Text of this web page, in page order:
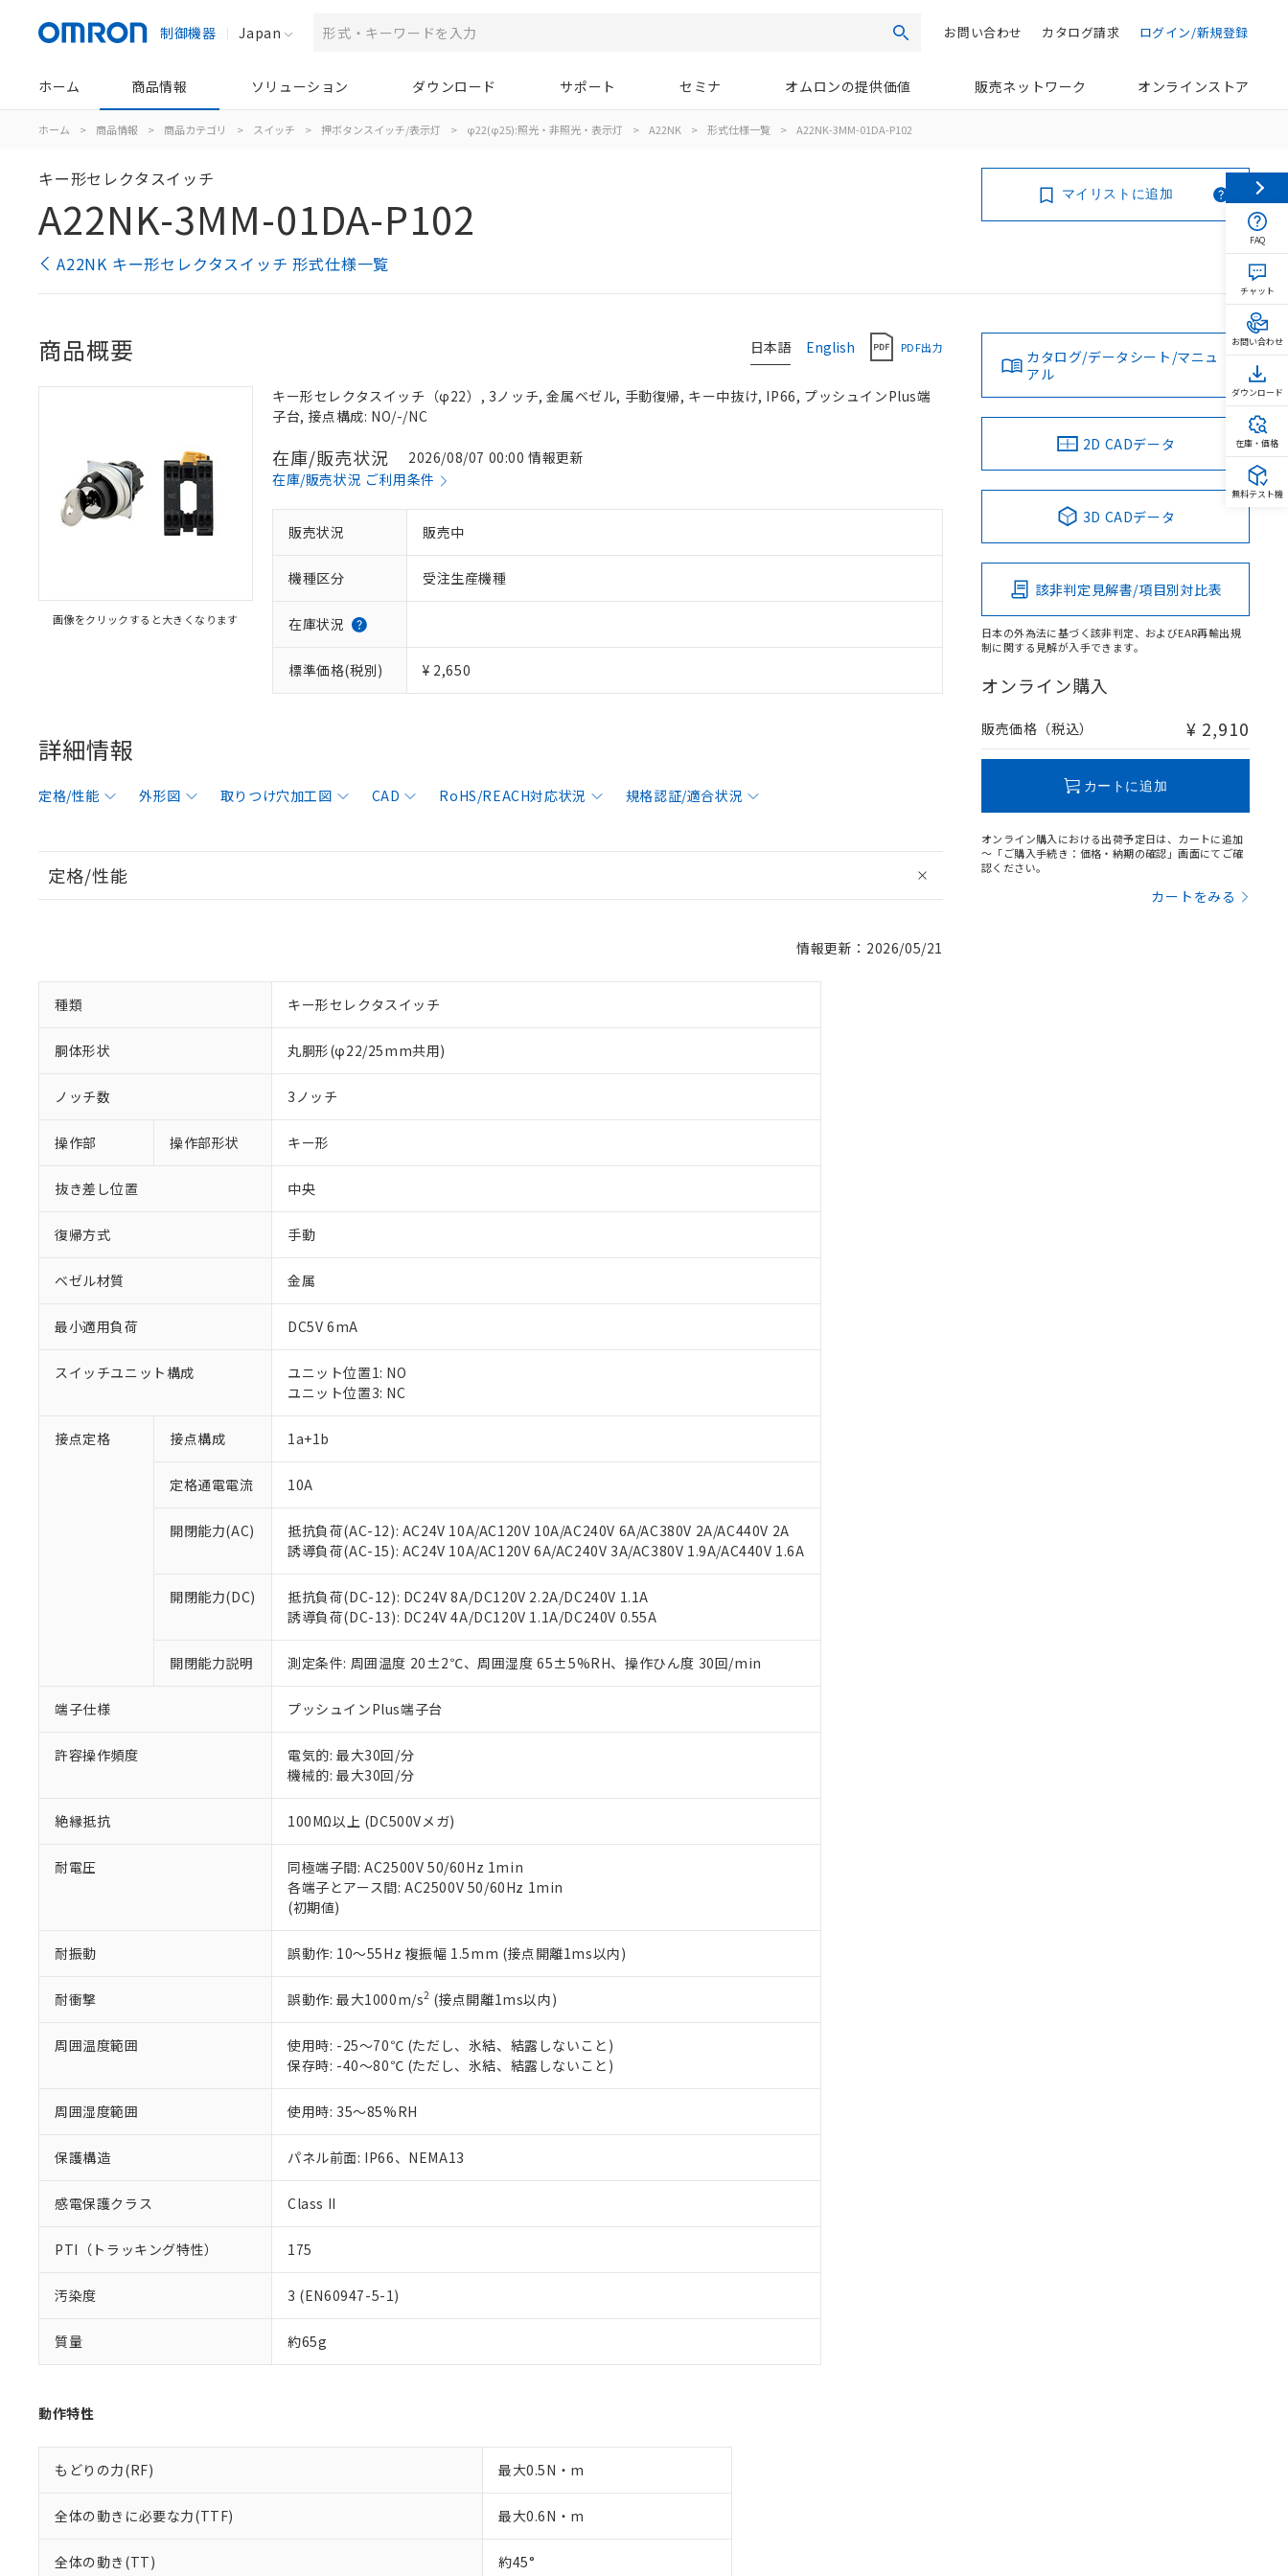
制御機器 Japan 検索 ログイン/新規登録
カタログ請求
お問い合わせ
ホーム 商品情報 ソリューション ダウンロード サポート セミナ オムロンの提供価値 販売ネットワーク オンラインストア
ホーム > 商品情報 > 商品カテゴリ > スイッチ > 押ボタンスイッチ/表示灯 > φ22(φ25):照光・非照光・表示灯 > A22NK > 形式仕様一覧 > A22NK-3MM-01DA-P102
キー形セレクタスイッチ
A22NK-3MM-01DA-P102
A22NK キー形セレクタスイッチ 形式仕様一覧
マイリストに追加
日本語 English PDF出力
商品概要
画像をクリックすると大きくなります
キー形セレクタスイッチ（φ22）, 3ノッチ, 金属ベゼル, 手動復帰, キー中抜け, IP66, プッシュインPlus端
子台, 接点構成: NO/-/NC
在庫/販売状況
2026/08/07 00:00 情報更新
在庫/販売状況 ご利用条件
販売状況 販売中
機種区分 受注生産機種
在庫状況
標準価格(税別) ¥ 2,650
詳細情報
定格/性能 外形図 取りつけ穴加工図 CAD RoHS/REACH対応状況 規格認証/適合状況
定格/性能
情報更新：2026/05/21
種類 キー形セレクタスイッチ
胴体形状 丸胴形(φ22/25mm共用)
ノッチ数 3ノッチ
操作部 操作部形状 キー形
抜き差し位置 中央
復帰方式 手動
ベゼル材質 金属
最小適用負荷 DC5V 6mA
スイッチユニット構成
ユニット位置1: NO
ユニット位置3: NC
接点定格 接点構成 1a+1b
定格通電電流 10A
開閉能力(AC)
抵抗負荷(AC-12): AC24V 10A/AC120V 10A/AC240V 6A/AC380V 2A/AC440V 2A
誘導負荷(AC-15): AC24V 10A/AC120V 6A/AC240V 3A/AC380V 1.9A/AC440V 1.6A
開閉能力(DC)
抵抗負荷(DC-12): DC24V 8A/DC120V 2.2A/DC240V 1.1A
誘導負荷(DC-13): DC24V 4A/DC120V 1.1A/DC240V 0.55A
開閉能力説明 測定条件: 周囲温度 20±2℃、周囲湿度 65±5%RH、操作ひん度 30回/min
端子仕様 プッシュインPlus端子台
許容操作頻度
電気的: 最大30回/分
機械的: 最大30回/分
絶縁抵抗 100MΩ以上 (DC500Vメガ)
耐電圧
同極端子間: AC2500V 50/60Hz 1min
各端子とアース間: AC2500V 50/60Hz 1min
(初期値)
耐振動 誤動作: 10～55Hz 複振幅 1.5mm (接点開離1ms以内)
耐衝撃 誤動作: 最大1000m/s2 (接点開離1ms以内)
周囲温度範囲
使用時: -25～70℃ (ただし、氷結、結露しないこと)
保存時: -40～80℃ (ただし、氷結、結露しないこと)
周囲湿度範囲 使用時: 35～85%RH
保護構造 パネル前面: IP66、NEMA13
感電保護クラス Class II
PTI（トラッキング特性） 175
汚染度 3 (EN60947-5-1)
質量 約65g
動作特性
もどりの力(RF) 最大0.5N・m
全体の動きに必要な力(TTF) 最大0.6N・m
全体の動き(TT) 約45°
カタログ/データシート/マニュ
アル
2D CADデータ
3D CADデータ
該非判定見解書/項目別対比表
日本の外為法に基づく該非判定、およびEAR再輸出規
制に関する見解が入手できます。
オンライン購入
販売価格（税込） ¥ 2,910
カートに追加
オンライン購入における出荷予定日は、カートに追加
～「ご購入手続き：価格・納期の確認」画面にてご確
認ください。
カートをみる
ご利用条件
本サービスは、当社制御機器事業取扱商品の当社在庫状況および標準価格(税抜)を提供させていただ
くものです。
当社制御機器事業取扱商品の中には、本サービスの対象外となる商品もあることをご了承ください。
在庫状況および標準価格照会結果は、記載している更新日時点での社内データに基づき作成されるも
のであり、閲覧された時点での実際の在庫および標準価格とは異なる場合があることをご了承くださ
い。
正式な納期状況および標準価格はお客様のお取引先、またはお客様担当のオムロン制御機器販売店・
オムロン制御機器販売店や当社販売拠点は「
在庫状況および標準価格結果を当社の事前の承諾なく第三者に漏洩または開示しないようお願いしま
マイパーツ機能（部品リスト作成サービス）をご利用いただくには、I-Webメンバーズにご登録され
ている必要があります。
お客様が当ウェブサイト上で当社にご登録された部品リストについて、当社および当社の共同利用者
が、当社の製品・サービスに関するお客様との取引・商談に必要な範囲で利用することをご了承くだ
※当社の共同利用者とは、 "個人情報の共同利用に関して"
いる法人を指します。
※1 対応状況
対応済み：EU RoHS指令（10物質）の非含有に対応した製品が提供可能な商品です。
対応予定：EU RoHS指令（10物質）の非含有に対応した製品に切り替える予定のある商品です。
対応予定なし：EU RoHS指令（10物質）の非含有に非対応の商品で、対応品を出す予定はありません。
調査・確認中：EU RoHS指令（10物質）の非含有の対応状況を調査中または確認中の商品です。
仕入先様の事情により、非含有部品としていたものが、含有品と判明した場合などやむを得ず変更すること
があります。
*EU RoHS指令（10物質）：
鉛(Pb) 1000ppm以下、 水銀(Hg) 1000ppm以下、 カドミウム(Cd) 100ppm以下、
フタル酸ビス(2-エチルヘキシル) (DEHP)(別名：DOP) 1000ppm以下、フタル酸ブチルベンジル（BBP） 1000ppm以下、フタル酸ジブチ
ル（DBP） 1000ppm以下、フタル酸ジイソブチル (DIBP) 1000ppm以下
但し、RoHS指令で産業用監視および制御機器に対する適用除外項目は除く。
フタル酸エステル類の４物質については閾値を超える意図的な使用がないことを確認しています。
※2 対応予定月
部品在庫の切り替え状況などにより、予定月が前後することがあります。
※3 非含有証明書ダウンロード
下記の非含有証明書をダウンロードすることができます。
EU RoHS指令（10物質）の非含有証明書
51物質の非含有証明書（当社基準）
また、RoHS指令のフタル酸エステル類４物質の対応では、対応完了までの期間は出荷製品に未対応品が
混在することから備考欄に対応日を記載しておりました。
既に当社にて対応品への在庫切替を完了していることから、特段のことがない限り、2022年1月12日よ
り割愛しております。
※1 中国RoHS○×表
「○」：最大均質材料含有率が中国RoHSの基準値以下であることを示します。
「×」：最大均質材料含有率が中国RoHSの基準値を超えていることを示します。
「－」：未確認です。当社販売部門へお問い合わせください。
*中国RoHS10物質の基準値 (GB/T26572)：
Pb(鉛) :1000ppm、 Hg(水銀) : 1000ppm、 Cd(カドミウム) : 100ppm、
Cr(Ⅵ)(六価クロム) : 1000ppm、 PBBs(ポリ臭化ビフェニル類) : 1000ppm、 PBDEs(ポリ臭化ジフェニルエーテル類) : 1000ppm、
DEHP(フタル酸ビス(2-エチルヘキシル)) : 1000ppm
※2 環境保護使用期限
「ｅ」：有害物質（10物質）のすべてが基準値以下であることを示します。
味します。
「－」：未確認です。当社販売部門へお問い合わせください。
当社は、これら貴社製品のうち、外国為替および外国貿易法に定める商品（以下｢規制貨物等」とい
う）を輸出または国外への提供する場合は、日本国政府の輸出許可(または役務取引許可)を取得する
などの必要な手続きをとります。
当社は規制貨物を破棄する場合は、完全に破砕するなど、違法に輸出されないよう必要な手段を講じ
ます。
当社は貴社製品を、核兵器、ミサイル、化学兵器、生物兵器またはその他武器並びにこれらの製造装
当社は、貴社製品を第三者に販売する場合は、上記1、2および3の内容を当該第三者に通知します。
また当社は、販売先および販売に係わる関係者が違法に輸出するおそれがある場合は、取り引きをい
たしません。
合意する
号
一定数以上の在庫あり
－
FAQ
チャット
お問い合わせ
ダウンロード
在庫・価格
無料テスト機